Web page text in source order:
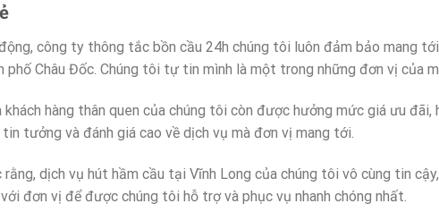
công ty thông tắc bồn cầu 24h chúng tôi luôn đảm bảo mang
phố Châu Đốc. Chúng tôi tự tin mình là một trong những đơn vị của
khách hàng thân quen của chúng tôi còn được hưởng mức giá ưu
tưởng và đánh giá cao về dịch vụ mà đơn vị mang tới.
dịch vụ hút hầm cầu tại Vĩnh Long của chúng tôi vô cùng tin
đơn vị để được chúng tôi hỗ trợ và phục vụ nhanh chóng nhất.